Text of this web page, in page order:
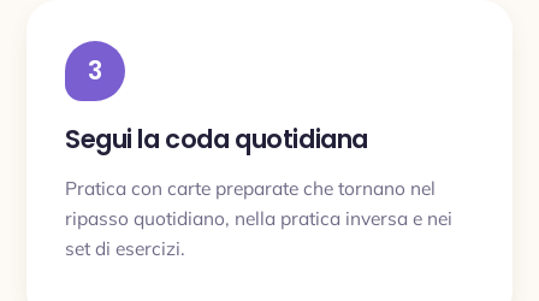
3
Segui la coda quotidiana
Pratica con carte preparate che tornano nel
ripasso quotidiano, nella pratica inversa e nei
set di esercizi.